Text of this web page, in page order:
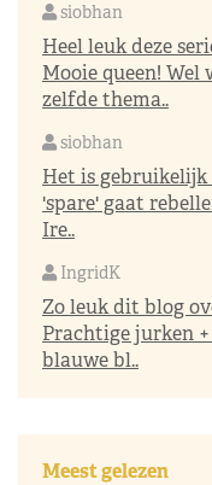
siobhan
Heel leuk deze
Mooie queen!
zelfde thema..
siobhan
Het is
'spare' gaat
Ire..
IngridK
Zo leuk dit blog
Prachtige jurken
blauwe bl..
Meest gelezen